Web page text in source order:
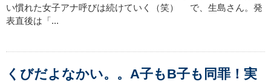
い慣れた女子アナ呼びは続けていく（笑） で、生島さん。発
表直後は「...
くびだよなかい。。A子もB子も同罪！実